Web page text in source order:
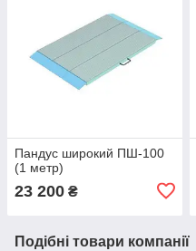
Пандус широкий ПШ-100
(1 метр)
23 200 ₴
Подібні товари компанії